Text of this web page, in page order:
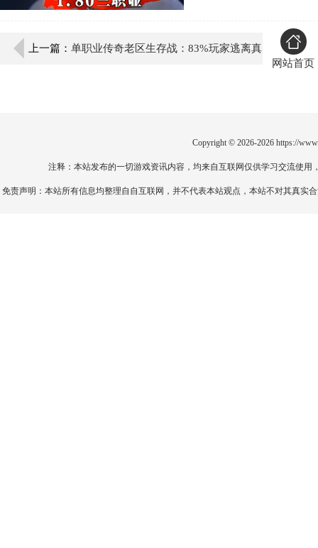
上一篇： 单职业传奇老区生存战：83%玩家逃离真
网站首页
Copyright © 2026-2026 https://
注释：本站发布的一切游戏资讯内容，均来自互联网仅供学习交流使
免责声明：本站所有信息均整理自自互联网，并不代表本站观点，本站不对其真实